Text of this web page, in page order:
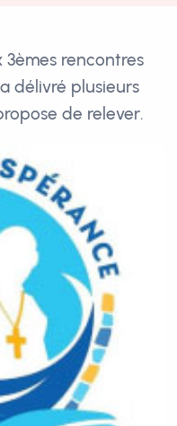
rencontres
délivré plusieurs
de relever.